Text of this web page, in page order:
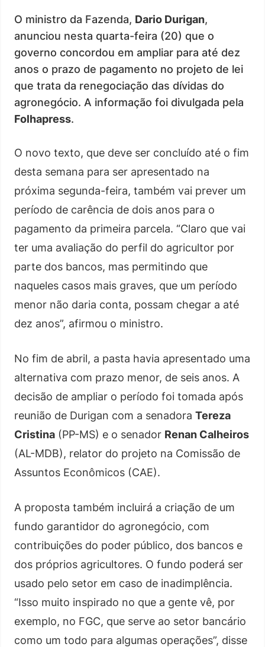
O ministro da Fazenda, Dario Durigan,
anunciou nesta quarta-feira (20) que o
governo concordou em ampliar para até dez
anos o prazo de pagamento no projeto de lei
que trata da renegociação das dívidas do
agronegócio. A informação foi divulgada pela
Folhapress.
O novo texto, que deve ser concluído até o fim
desta semana para ser apresentado na
próxima segunda-feira, também vai prever um
período de carência de dois anos para o
pagamento da primeira parcela. “Claro que vai
ter uma avaliação do perfil do agricultor por
parte dos bancos, mas permitindo que
naqueles casos mais graves, que um período
menor não daria conta, possam chegar a até
dez anos”, afirmou o ministro.
No fim de abril, a pasta havia apresentado uma
alternativa com prazo menor, de seis anos. A
decisão de ampliar o período foi tomada após
reunião de Durigan com a senadora Tereza
Cristina (PP-MS) e o senador Renan Calheiros
(AL-MDB), relator do projeto na Comissão de
Assuntos Econômicos (CAE).
A proposta também incluirá a criação de um
fundo garantidor do agronegócio, com
contribuições do poder público, dos bancos e
dos próprios agricultores. O fundo poderá ser
usado pelo setor em caso de inadimplência.
“Isso muito inspirado no que a gente vê, por
exemplo, no FGC, que serve ao setor bancário
como um todo para algumas operações”, disse